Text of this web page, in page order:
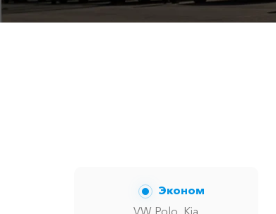
Ожидание машины
Эконом
VW Polo, Kia